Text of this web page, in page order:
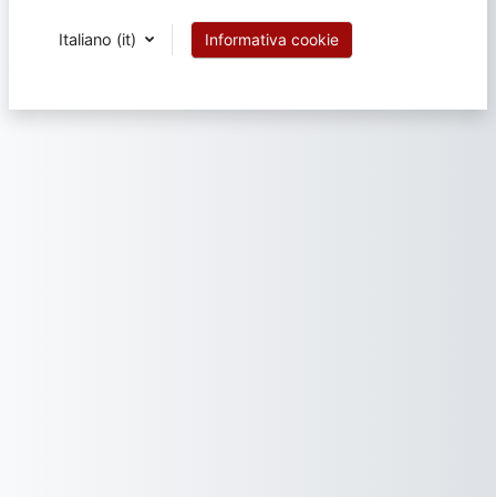
Italiano ‎(it)‎ Informativa cookie